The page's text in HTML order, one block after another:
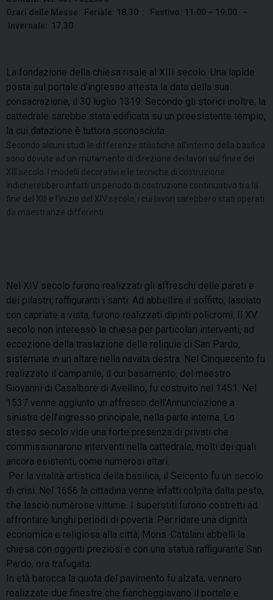
Orari delle Messe: Feriale: 18.30 : Festivo: 11.00 – 19.00 –
Invernale: 17.30
La fondazione della chiesa risale al XIII secolo. Una lapide
posta sul portale d’ingresso attesta la data della sua
consacrazione, il 30 luglio 1319. Secondo gli storici inoltre, la
cattedrale sarebbe stata edificata su un preesistente tempio,
la cui datazione è tuttora sconosciuta.
Secondo alcuni studi le differenze stilistiche all’interno della basilica
sono dovute ad un mutamento di direzione dei lavori sul finire del
XIII secolo. I modelli decorativi e le tecniche di costruzione
indicherebbero infatti un periodo di costruzione continuativo tra la
fine del XIII e l’inizio del XIV secolo, i cui lavori sarebbero stati operati
da maestranze differenti.
Nel XIV secolo furono realizzati gli affreschi delle pareti e
dei pilastri, raffiguranti i santi. Ad abbellire il soffitto, lasciato
con capriate a vista, furono realizzati dipinti policromi. Il XV
secolo non interessò la chiesa per particolari interventi, ad
eccezione della traslazione delle reliquie di San Pardo,
sistemate in un altare nella navata destra. Nel Cinquecento fu
realizzato il campanile, il cui basamento, del maestro
Giovanni di Casalbore di Avellino, fu costruito nel 1451. Nel
1537 venne aggiunto un affresco dell’Annunciazione a
sinistra dell’ingresso principale, nella parte interna. Lo
stesso secolo vide una forte presenza di privati che
commissionarono interventi nella cattedrale, molti dei quali
ancora esistenti, come numerosi altari.
Per la vitalità artistica della basilica, il Seicento fu un secolo
di crisi. Nel 1656 la cittadina venne infatti colpita dalla peste,
che lasciò numerose vittime. I superstiti furono costretti ad
affrontare lunghi periodi di povertà. Per ridare una dignità
economica e religiosa alla città, Mons. Catalani abbellì la
chiesa con oggetti preziosi e con una statua raffigurante San
Pardo, ora trafugata.
In età barocca la quota del pavimento fu alzata, vennero
realizzate due finestre che fiancheggiavano il portale e